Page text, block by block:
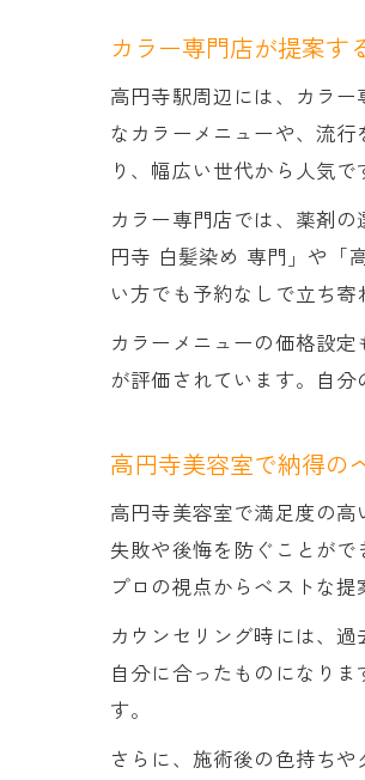
カラー専門店が提案す
高円寺駅周辺には、カラ
なカラーメニューや、流
り、幅広い世代から人気で
カラー専門店では、薬剤
円寺 白髪染め 専門」や「
い方でも予約なしで立ち寄
カラーメニューの価格設
が評価されています。自
高円寺美容室で納得の
高円寺美容室で満足度の
失敗や後悔を防ぐことが
プロの視点からベストな提
カウンセリング時には、
自分に合ったものになり
す。
さらに、施術後の色持ち